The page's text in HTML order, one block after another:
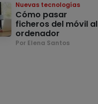
Nuevas tecnologías
Cómo pasar
ficheros del móvil al
ordenador
Por Elena Santos